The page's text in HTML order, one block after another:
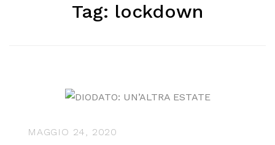
Tag: lockdown
MAGGIO 24, 2020